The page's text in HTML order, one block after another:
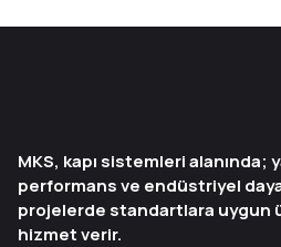
MKS, kapı sistemleri alanında;
performans ve endüstriyel
projelerde standartlara uygun
hizmet verir.